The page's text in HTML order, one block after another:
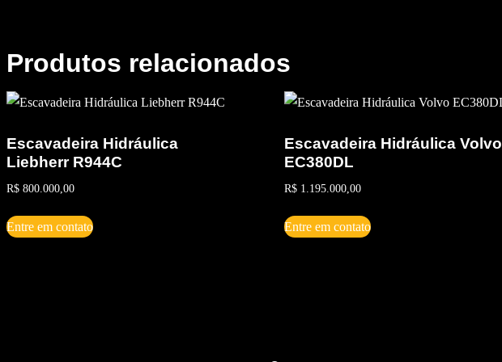
Produtos relacionados
Escavadeira Hidráulica
Liebherr R944C
R$ 800.000,00
Entre em contato
Escavadeira Hidráulica Volvo
EC380DL
R$ 1.195.000,00
Entre em contato